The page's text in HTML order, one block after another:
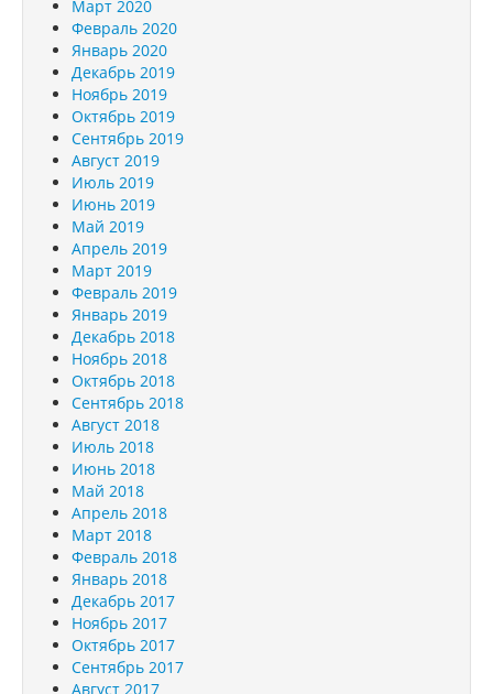
Март 2020
Февраль 2020
Январь 2020
Декабрь 2019
Ноябрь 2019
Октябрь 2019
Сентябрь 2019
Август 2019
Июль 2019
Июнь 2019
Май 2019
Апрель 2019
Март 2019
Февраль 2019
Январь 2019
Декабрь 2018
Ноябрь 2018
Октябрь 2018
Сентябрь 2018
Август 2018
Июль 2018
Июнь 2018
Май 2018
Апрель 2018
Март 2018
Февраль 2018
Январь 2018
Декабрь 2017
Ноябрь 2017
Октябрь 2017
Сентябрь 2017
Август 2017